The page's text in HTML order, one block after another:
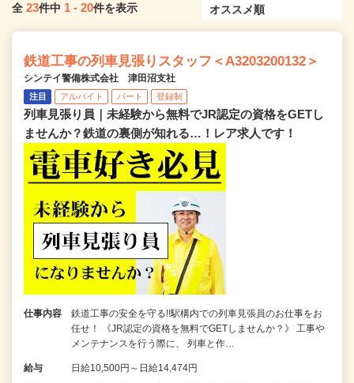
全 23件中 1 - 20件を表示
鉄道工事の列車見張りスタッフ＜A3203200132＞
シンテイ警備株式会社 津田沼支社
注目 アルバイト パート 登録制
列車見張り員｜未経験から無料でJR認定の資格をGETし
ませんか？鉄道の裏側が知れる…！レア求人です！
仕事内容
鉄道工事の安全を守る!!駅構内での列車見張員のお仕事をお
任せ！ 《JR認定の資格を無料でGETしませんか？》 工事や
メンテナンスを行う際に、 列車と作…
給与 日給10,500円～日給14,474円